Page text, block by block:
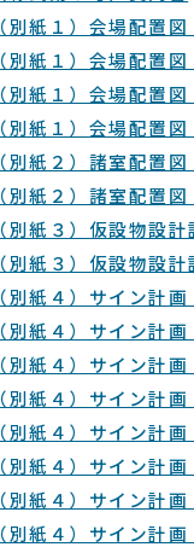
（別紙１）会場配置
（別紙１）会場配置
（別紙１）会場配置
（別紙１）会場配置
（別紙２）諸室配置
（別紙２）諸室配置
（別紙３）仮設物設
（別紙３）仮設物設
（別紙４）サイン計
（別紙４）サイン計
（別紙４）サイン計
（別紙４）サイン計
（別紙４）サイン計
（別紙４）サイン計
（別紙４）サイン計
（別紙４）サイン計